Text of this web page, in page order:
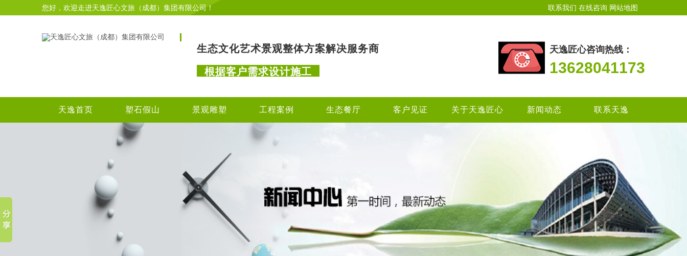
您好，欢迎走进天逸匠心文旅（成都）集团有限公司！ 网站地图
在线咨询
联系我们
生态文化艺术景观整体方案解决服务商
根据客户需求设计施工
天逸匠心咨询热线：
13628041173
天逸首页 塑石假山 景观雕塑 工程案例 生态餐厅 客户见证 关于天逸匠心 新闻动态 联系天逸